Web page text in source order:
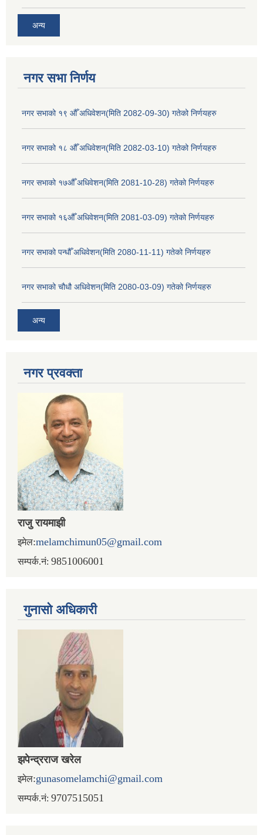
अन्य
नगर सभा निर्णय
नगर सभाको १९ औँ अधिवेशन(मिति 2082-09-30) गतेको निर्णयहरु
नगर सभाको १८ औँ अधिवेशन(मिति 2082-03-10) गतेको निर्णयहरु
नगर सभाको १७औँ अधिवेशन(मिति 2081-10-28) गतेको निर्णयहरु
नगर सभाको १६औँ अधिवेशन(मिति 2081-03-09) गतेको निर्णयहरु
नगर सभाको पन्धौँ अधिवेशन(मिति 2080-11-11) गतेको निर्णयहरु
नगर सभाको चौधौ अधिवेशन(मिति 2080-03-09) गतेको निर्णयहरु
अन्य
नगर प्रव‌क्ता
राजु रायमाझी
इमेल:melamchimun05@gmail.com
सम्पर्क.नं: 9851006001
गुनासो अधिकारी
झपेन्द्रराज खरेल
इमेल:gunasomelamchi@gmail.com
सम्पर्क.नं: 9707515051